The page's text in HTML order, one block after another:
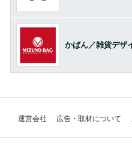
かばん／雑貨デザ
運営会社 広告・取材について